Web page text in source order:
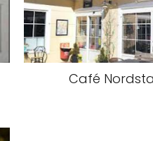
Café